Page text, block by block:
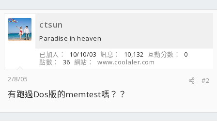
ctsun
Paradise in heaven
已加入
10/10/03 訊息 10,132 互動分數
0
點數
36 網站
www.coolaler.com
2/8/05
#2
有跑過Dos版的memtest嗎？？